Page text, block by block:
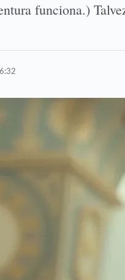
funciona.)